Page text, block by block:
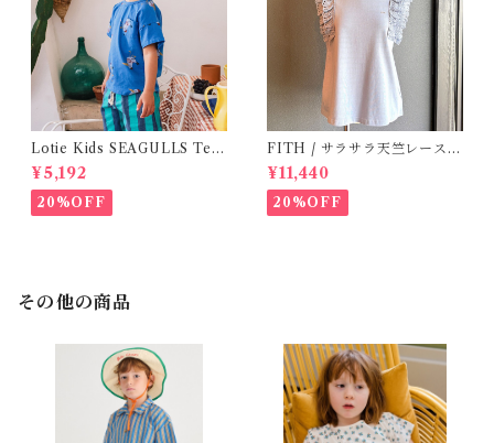
Lotie Kids SEAGULLS Tee
(12m- 8Y)
¥5,192
20%OFF
FITH / サラサラ天竺レースT
シャツ (BL) / 145・155
¥11,440
20%OFF
その他の商品